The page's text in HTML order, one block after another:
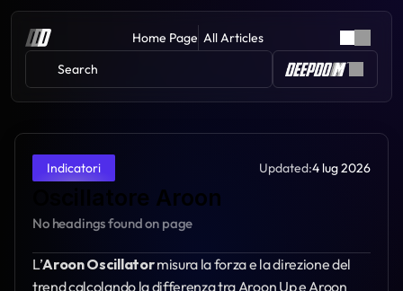
Home Page All Articles
Search
Indicatori Updated:4 lug 2026
Oscillatore Aroon
No headings found on page
L’Aroon Oscillator misura la forza e la direzione del
trend calcolando la differenza tra Aroon Up e Aroon